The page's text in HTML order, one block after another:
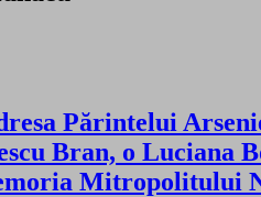
Părintelui
Bran, o
Mitropolitului